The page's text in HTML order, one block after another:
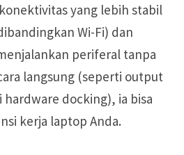
yang lebih stabil
Wi-Fi) dan
periferal tanpa
langsung (seperti output
docking), ia bisa
kerja laptop Anda.